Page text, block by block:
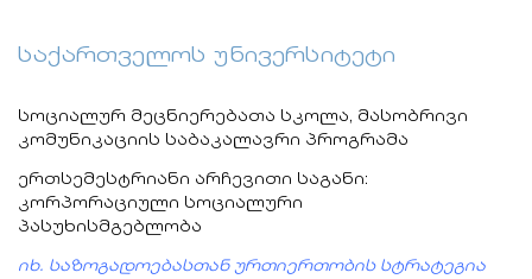
საქართველოს უნივერსიტეტი
სოციალურ მეცნიერებათა სკოლა, მასობრივი
კომუნიკაციის საბაკალავრი პროგრამა
ერთსემესტრიანი არჩევითი საგანი:
კორპორაციული სოციალური
პასუხისმგებლობა
იხ. საზოგადოებასთან ურთიერთობის სტრატეგია